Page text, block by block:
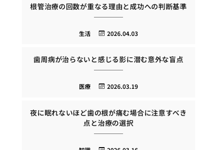
根管治療の回数が重なる理由と成功への判断基準
2026.04.03
生活
歯周病が治らないと感じる影に潜む意外な盲点
2026.03.19
医療
夜に眠れないほど歯の根が痛む場合に注意すべき
点と治療の選択